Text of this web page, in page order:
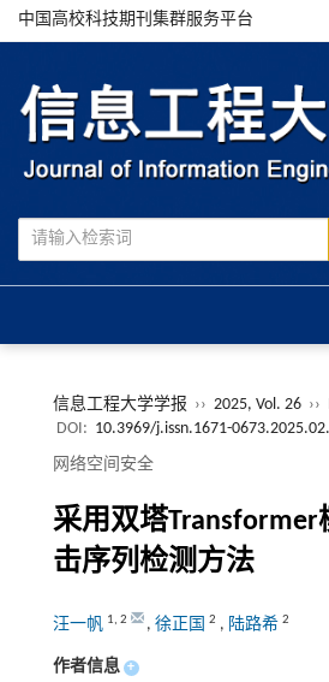
中国高校科技期刊集群服务平台
信息工程大学学报 ›› 2025, Vol. 26 ››
DOI: 10.3969/j.issn.1671-
网络空间安全
采用双塔Transformer
击序列检测方法
汪一帆 1, 2 , 徐正国 2 , 陆路希 2
作者信息 +